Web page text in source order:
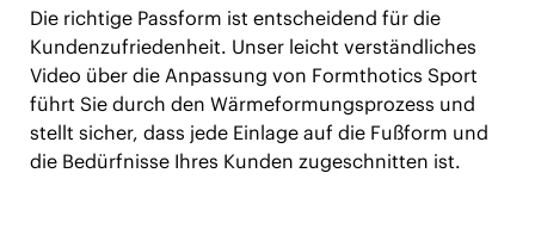
Die richtige Passform ist entscheidend für die
Kundenzufriedenheit. Unser leicht verständliches
Video über die Anpassung von Formthotics Sport
führt Sie durch den Wärmeformungsprozess und
stellt sicher, dass jede Einlage auf die Fußform und
die Bedürfnisse Ihres Kunden zugeschnitten ist.